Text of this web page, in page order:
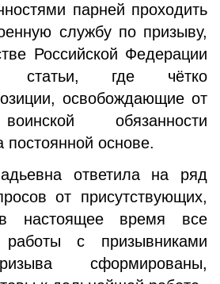
парней проходить
службу по призыву,
Российской Федерации
статьи, где чётко
освобождающие от
обязанности
основе.
ответила на ряд
от присутствующих,
настоящее время все
с призывниками
сформированы,